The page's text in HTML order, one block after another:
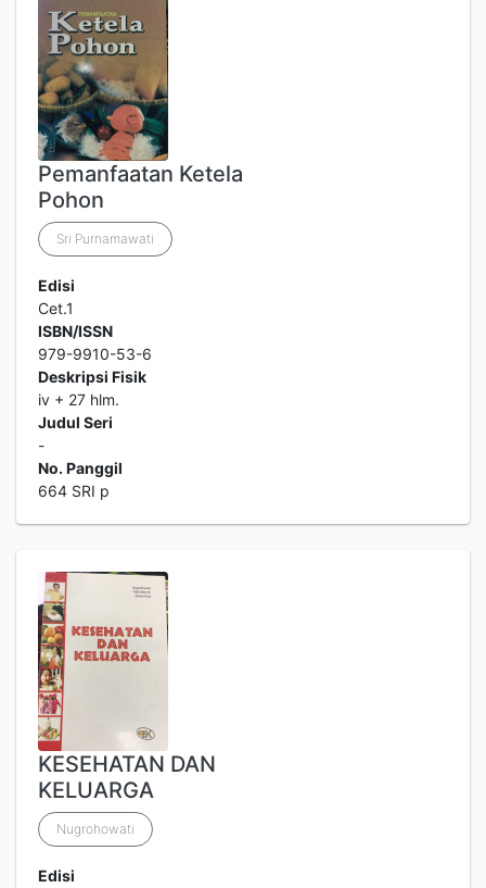
Pemanfaatan Ketela
Pohon
Sri Purnamawati
Edisi
Cet.1
ISBN/ISSN
979-9910-53-6
Deskripsi Fisik
iv + 27 hlm.
Judul Seri
-
No. Panggil
664 SRI p
KESEHATAN DAN
KELUARGA
Nugrohowati
Edisi